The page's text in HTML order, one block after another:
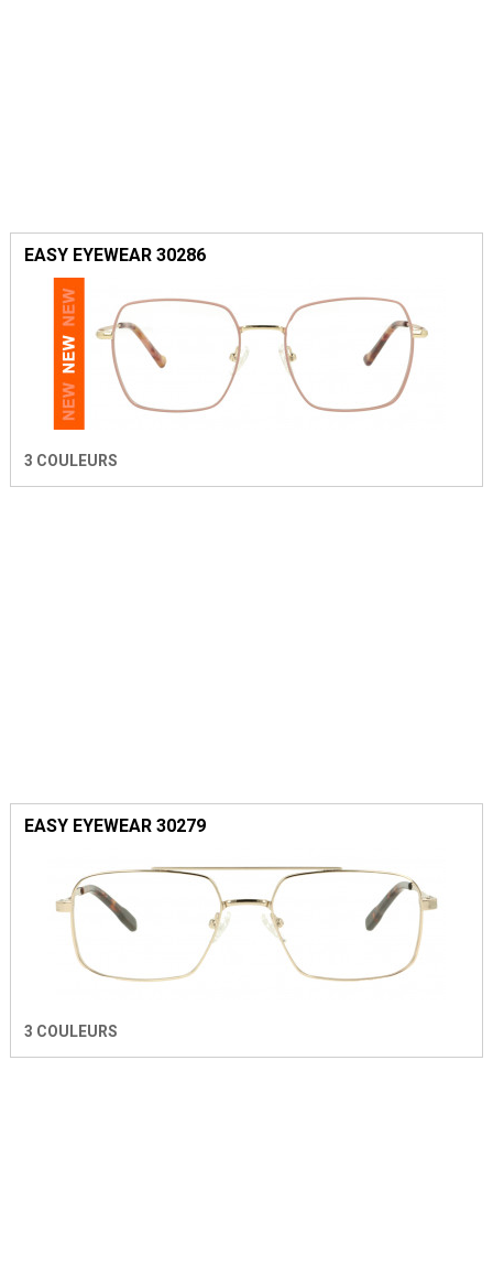
EASY EYEWEAR 30286
3 COULEURS
EASY EYEWEAR 30279
3 COULEURS